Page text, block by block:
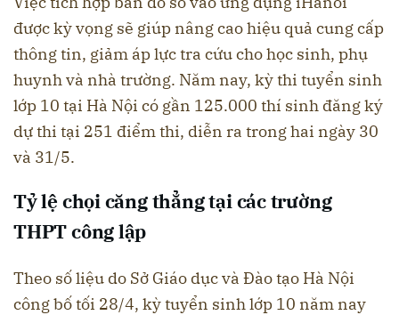
được kỳ vọng sẽ giúp nâng cao hiệu quả cung cấp
thông tin, giảm áp lực tra cứu cho học sinh, phụ
huynh và nhà trường. Năm nay, kỳ thi tuyển sinh
lớp 10 tại Hà Nội có gần 125.000 thí sinh đăng ký
dự thi tại 251 điểm thi, diễn ra trong hai ngày 30
và 31/5.
Tỷ lệ chọi căng thẳng tại các trường
THPT công lập
Theo số liệu do Sở Giáo dục và Đào tạo Hà Nội
công bố tối 28/4, kỳ tuyển sinh lớp 10 năm nay